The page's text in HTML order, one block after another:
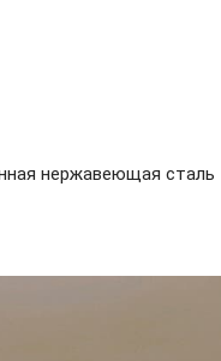
нержавеющая сталь